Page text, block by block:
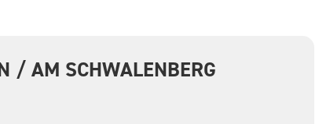
/ AM SCHWALENBERG